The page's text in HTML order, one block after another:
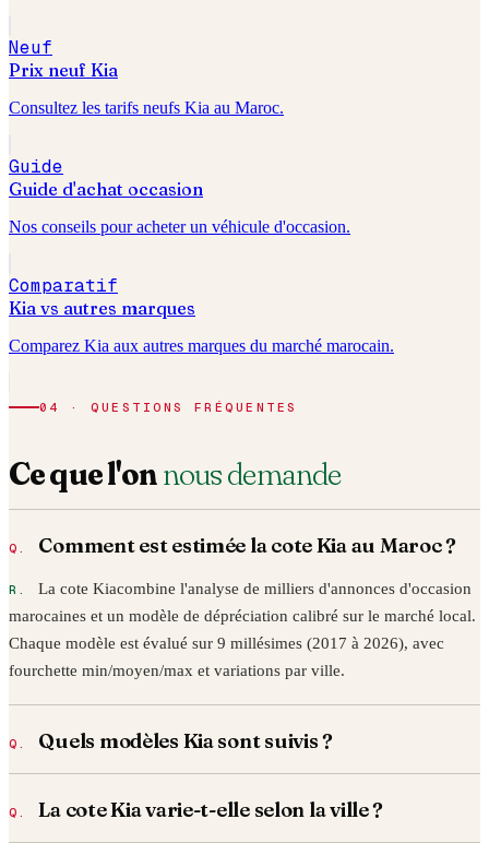
Neuf
Prix neuf Kia
Consultez les tarifs neufs Kia au Maroc.
Guide
Guide d'achat occasion
Nos conseils pour acheter un véhicule d'occasion.
Comparatif
Kia vs autres marques
Comparez Kia aux autres marques du marché marocain.
04 · QUESTIONS FRÉQUENTES
Ce que l'onnous demande
Comment est estimée la coteKiaau Maroc ?
La coteKiacombine l'analyse de milliers d'annonces d'occasion
marocaines et un modèle de dépréciation calibré sur le marché local.
Chaque modèle est évalué sur 9 millésimes (2017 à 2026), avec
fourchette min/moyen/max et variations par ville.
Quels modèles Kiasont suivis ?
La coteKiavarie-t-elle selon la ville ?